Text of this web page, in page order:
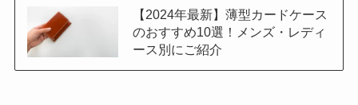
【2024年最新】薄型カードケース
のおすすめ10選！メンズ・レディ
ース別にご紹介